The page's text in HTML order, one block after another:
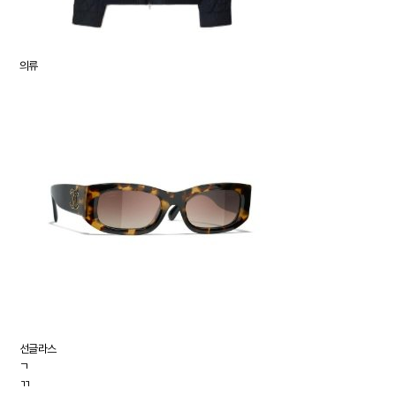
의류
선글라스
ㄱ
ㄲ